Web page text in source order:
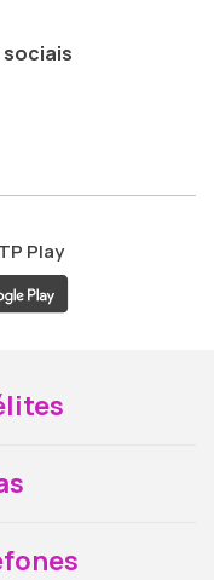
sociais
ao
Play